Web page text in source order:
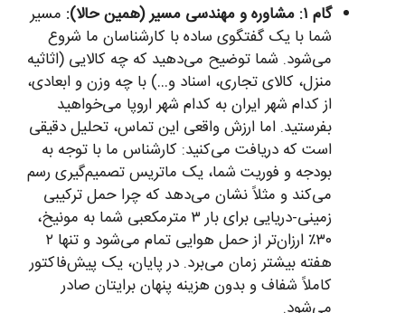
گام ۱: مشاوره و مهندسی مسیر (همین حالا):
مسیر
شما با یک گفتگوی ساده با کارشناسان ما شروع
می‌شود. شما توضیح می‌دهید که چه کالایی (اثاثیه
منزل، کالای تجاری، اسناد و…) با چه وزن و ابعادی،
از کدام شهر ایران به کدام شهر اروپا می‌خواهید
بفرستید. اما ارزش واقعی این تماس، تحلیل دقیقی
است که دریافت می‌کنید: کارشناس ما با توجه به
بودجه و فوریت شما، یک ماتریس تصمیم‌گیری رسم
می‌کند و مثلاً نشان می‌دهد که چرا حمل ترکیبی
زمینی-دریایی برای بار ۳ مترمکعبی شما به مونیخ،
۳۰٪ ارزان‌تر از حمل هوایی تمام می‌شود و تنها ۲
هفته بیشتر زمان می‌برد. در پایان، یک پیش‌فاکتور
کاملاً شفاف و بدون هزینه پنهان برایتان صادر